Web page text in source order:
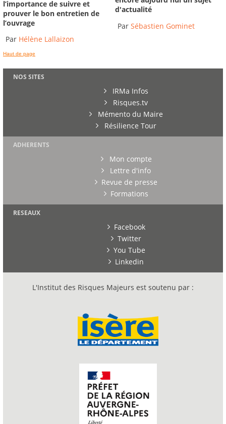
l’importance de suivre et
prouver le bon entretien de
l’ouvrage
Par Hélène Lallaizon
d'actualité
ParSébastien Gominet
Haut de page
NOS SITES
IRMa Infos
Risques.tv
Mémento du Maire
Résilience Tour
ADHERENTS
Mon compte
Lettre d'info
Revue de presse
Formations
RESEAUX
Facebook
Twitter
You Tube
Linkedin
L'Institut des Risques Majeurs est soutenu par :